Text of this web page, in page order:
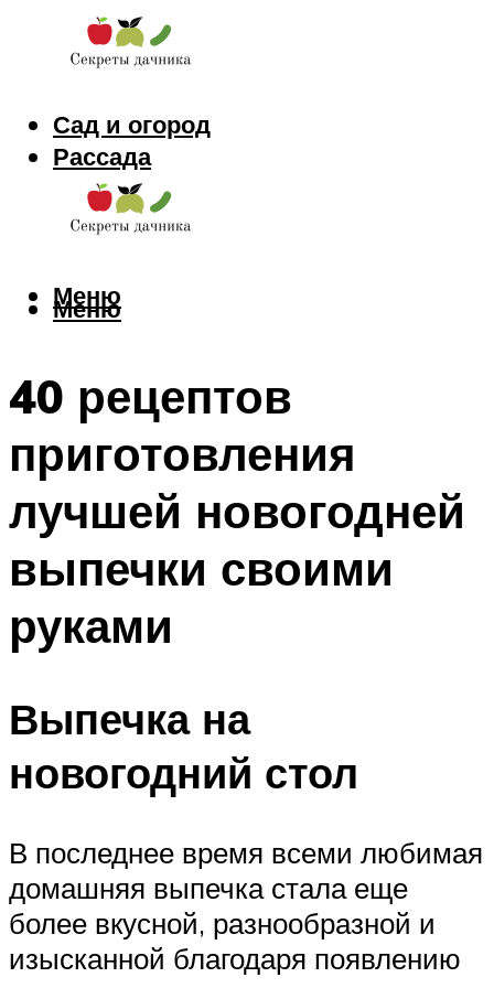
Сад и огород
Рассада
Цветы
Заготовки
Меню
Меню
40 рецептов
приготовления
лучшей новогодней
выпечки своими
руками
Выпечка на
новогодний стол
В последнее время всеми любимая
домашняя выпечка стала еще
более вкусной, разнообразной и
изысканной благодаря появлению